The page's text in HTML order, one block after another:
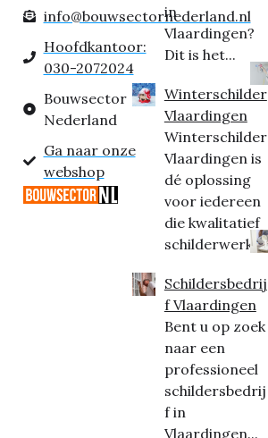
info@bouwsectornederland.nl
Hoofdkantoor:
030-2072024
Bouwsector
Nederland
Ga naar onze
webshop
in
Vlaardingen?
Dit is het...
Winterschilder
Vlaardingen
Winterschilder
Vlaardingen is
dé oplossing
voor iedereen
die kwalitatief
schilderwerk...
Schildersbedrij
f Vlaardingen
Bent u op zoek
naar een
professioneel
schildersbedrij
f in
Vlaardingen...